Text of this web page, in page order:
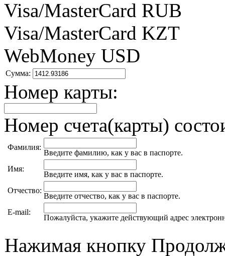
Visa/MasterCard RUB
Visa/MasterCard KZT
WebMoney USD
Сумма:
Номер карты:
Номер счета(карты)
Фамилия:
Введите фамилию, как у вас в паспорте.
Имя:
Введите имя, как у вас в паспорте.
Отчество:
Введите отчество, как у вас в паспорте.
E-mail:
Пожалуйста, укажите действующий адрес
Нажимая кнопку